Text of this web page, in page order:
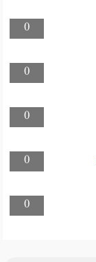
0
0
0
0
0